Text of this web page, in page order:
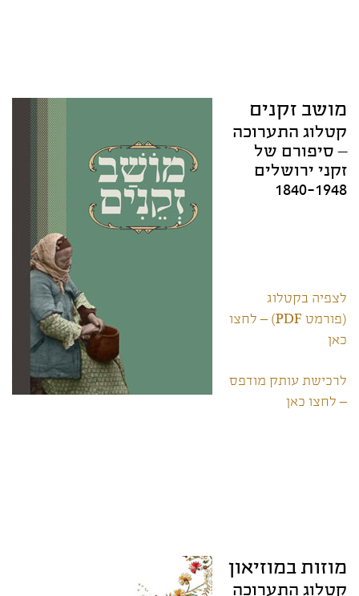
מושב זקנים
קטלוג התערוכה
– סיפורם של
זקני ירושלים
1840-1948
לצפיה בקטלוג
(פורמט PDF) – לחצו
כאן
לרכישת עותק מודפס
– לחצו כאן
מוזות במוזיאון
קטלוג התערוכה